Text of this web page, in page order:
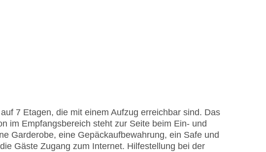
7 Etagen, die mit einem Aufzug erreichbar sind. Das
im Empfangsbereich steht zur Seite beim Ein- und
Garderobe, eine Gepäckaufbewahrung, ein Safe und
Gäste Zugang zum Internet. Hilfestellung bei der